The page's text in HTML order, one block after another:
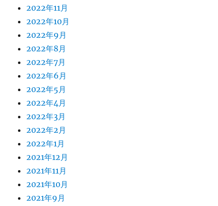
2022年11月
2022年10月
2022年9月
2022年8月
2022年7月
2022年6月
2022年5月
2022年4月
2022年3月
2022年2月
2022年1月
2021年12月
2021年11月
2021年10月
2021年9月